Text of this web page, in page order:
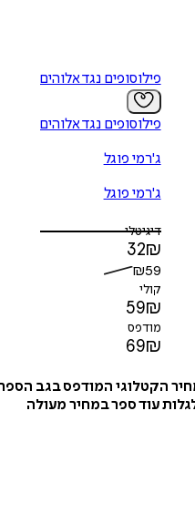
פילוסופים נגד אלוהים
פילוסופים נגד אלוהים
ג'רמי פוגל
ג'רמי פוגל
דיגיטלי
32₪
₪59
קולי
59₪
מודפס
69₪
הקטלוגי המודפס בגב
עוד ספר במחיר מעולה